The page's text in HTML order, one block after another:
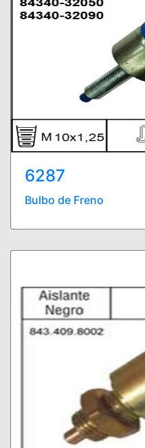
6287
Bulbo de Freno